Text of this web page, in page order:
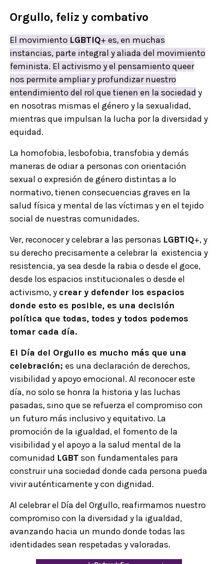
Orgullo, feliz y combativo
El movimiento LGBTIQ+ es, en muchas
instancias, parte integral y aliada del movimiento
feminista. El activismo y el pensamiento queer
nos permite ampliar y profundizar nuestro
entendimiento del rol que tienen en la sociedad y
en nosotras mismas el género y la sexualidad,
mientras que impulsan la lucha por la diversidad y
equidad.
La homofobia, lesbofobia, transfobia y demás
maneras de odiar a personas con orientación
sexual o expresión de género distintas a lo
normativo, tienen consecuencias graves en la
salud física y mental de las víctimas y en el tejido
social de nuestras comunidades.
Ver, reconocer y celebrar a las personas LGBTIQ+, y
su derecho precisamente a celebrar la existencia y
resistencia, ya sea desde la rabia o desde el goce,
desde los espacios institucionales o desde el
activismo, y crear y defender los espacios
donde esto es posible, es una decisión
política que todas, todes y todos podemos
tomar cada día.
El Día del Orgullo es mucho más que una
celebración; es una declaración de derechos,
visibilidad y apoyo emocional. Al reconocer este
día, no solo se honra la historia y las luchas
pasadas, sino que se refuerza el compromiso con
un futuro más inclusivo y equitativo. La
promoción de la igualdad, el fomento de la
visibilidad y el apoyo a la salud mental de la
comunidad LGBT son fundamentales para
construir una sociedad donde cada persona pueda
vivir auténticamente y con dignidad.
Al celebrar el Día del Orgullo, reafirmamos nuestro
compromiso con la diversidad y la igualdad,
avanzando hacia un mundo donde todas las
identidades sean respetadas y valoradas.